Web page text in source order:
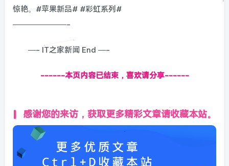
惊艳。#苹果新品# #彩虹系列#
———————-
—- IT之家新闻 End —-
------本页内容已结束，喜欢请分享------
感谢您的来访，获取更多精彩文章请收藏本站。